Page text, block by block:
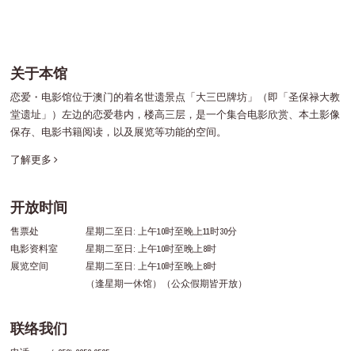
关于本馆
恋爱・电影馆位于澳门的着名世遗景点「大三巴牌坊」（即「圣保禄大教
堂遗址」）左边的恋爱巷内，楼高三层，是一个集合电影欣赏、本土影像
保存、电影书籍阅读，以及展览等功能的空间。
了解更多
开放时间
售票处
星期二至日: 上午10时至晚上11时30分
电影资料室
星期二至日: 上午10时至晚上8时
展览空间
星期二至日: 上午10时至晚上8时
（逢星期一休馆）（公众假期皆开放）
联络我们